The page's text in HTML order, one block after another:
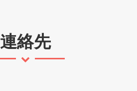
連絡先